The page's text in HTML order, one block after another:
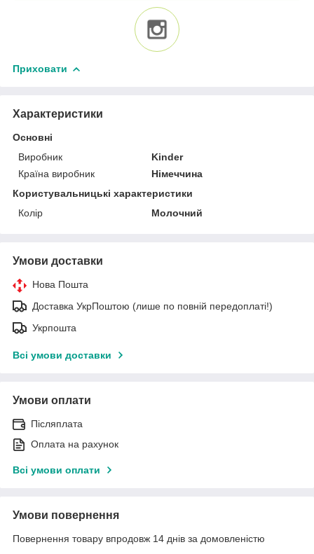
Приховати
Характеристики
Основні
Виробник
Kinder
Країна виробник
Німеччина
Користувальницькі характеристики
Колір
Молочний
Умови доставки
Нова Пошта
Доставка УкрПоштою (лише по повній передоплаті!)
Укрпошта
Всі умови доставки
Умови оплати
Післяплата
Оплата на рахунок
Всі умови оплати
Умови повернення
Повернення товару впродовж 14 днів за домовленістю